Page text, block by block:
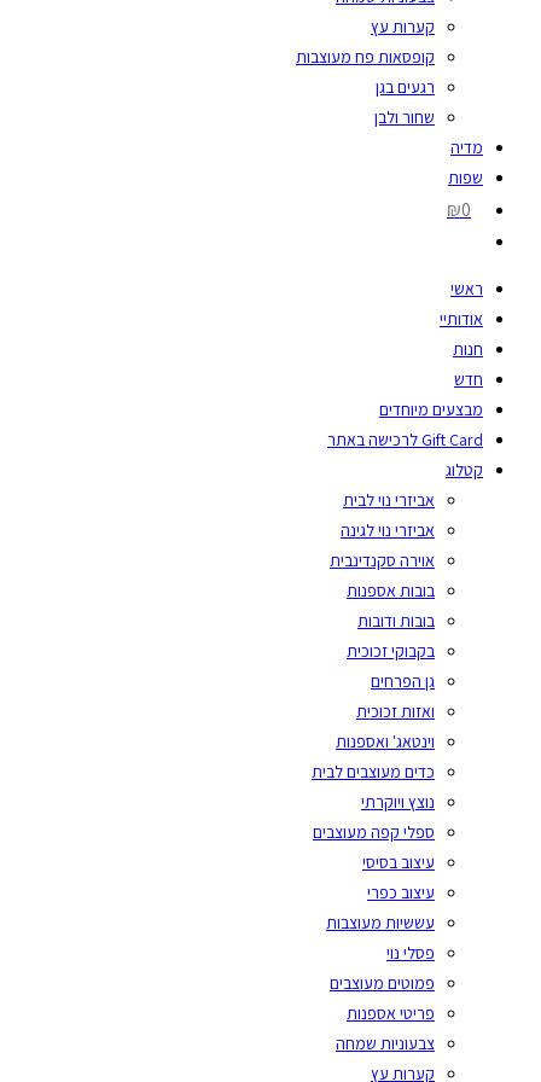
קערות עץ
קופסאות פח מעוצבות
רגעים בגן
שחור ולבן
מדיה
שפות
₪0
ראשי
אודותיי
חנות
חדש
מבצעים מיוחדים
Gift Card לרכישה באתר
קטלוג
אביזרי נוי לבית
אביזרי נוי לגינה
אוירה סקנדינבית
בובות אספנות
בובות ודובות
בקבוקי זכוכית
גן הפרחים
ואזות זכוכית
וינטאג' ואספנות
כדים מעוצבים לבית
נוצץ ויוקרתי
ספלי קפה מעוצבים
עיצוב בסיסי
עיצוב כפרי
עששיות מעוצבות
פסלי נוי
פמוטים מעוצבים
פריטי אספנות
צבעוניות שמחה
קערות עץ